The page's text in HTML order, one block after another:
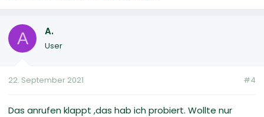
A A.
User
22. September 2021 #4
Das anrufen klappt ,das hab ich probiert. Wollte nur